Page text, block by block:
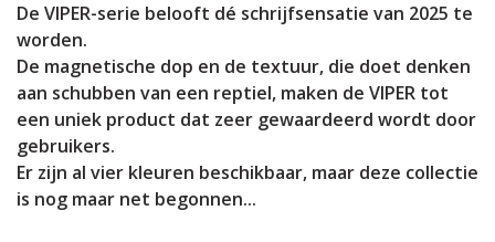
De VIPER-serie belooft dé schrijfsensatie van 2025 te
worden.
De magnetische dop en de textuur, die doet denken
aan schubben van een reptiel, maken de VIPER tot
een uniek product dat zeer gewaardeerd wordt door
gebruikers.
Er zijn al vier kleuren beschikbaar, maar deze collectie
is nog maar net begonnen...